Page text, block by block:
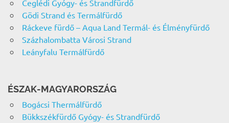
Ceglédi Gyógy- és Strandfürdő
Gödi Strand és Termálfürdő
Ráckeve fürdő – Aqua Land Termál- és Élményfürdő
Százhalombatta Városi Strand
Leányfalu Termálfürdő
ÉSZAK-MAGYARORSZÁG
Bogácsi Thermálfürdő
Bükkszékfürdő Gyógy- és Strandfürdő